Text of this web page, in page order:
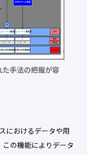
手法の把握が容
におけるデータや用
の機能によりデータ